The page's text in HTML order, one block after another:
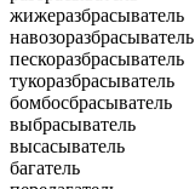
жижеразбрасыватель
навозоразбрасыватель
пескоразбрасыватель
тукоразбрасыватель
бомбосбрасыватель
выбрасыватель
высасыватель
багатель